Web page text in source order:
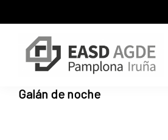
to
content
to
Escuela
de
Sitio
Galán de noche